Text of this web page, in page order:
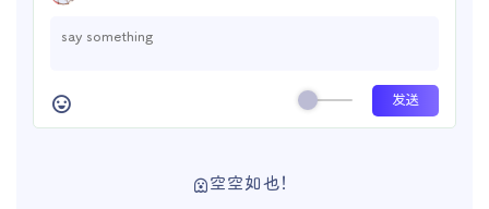
空空如也！